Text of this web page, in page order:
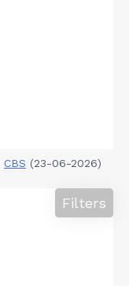
CBS (23-06-2026)
Filters